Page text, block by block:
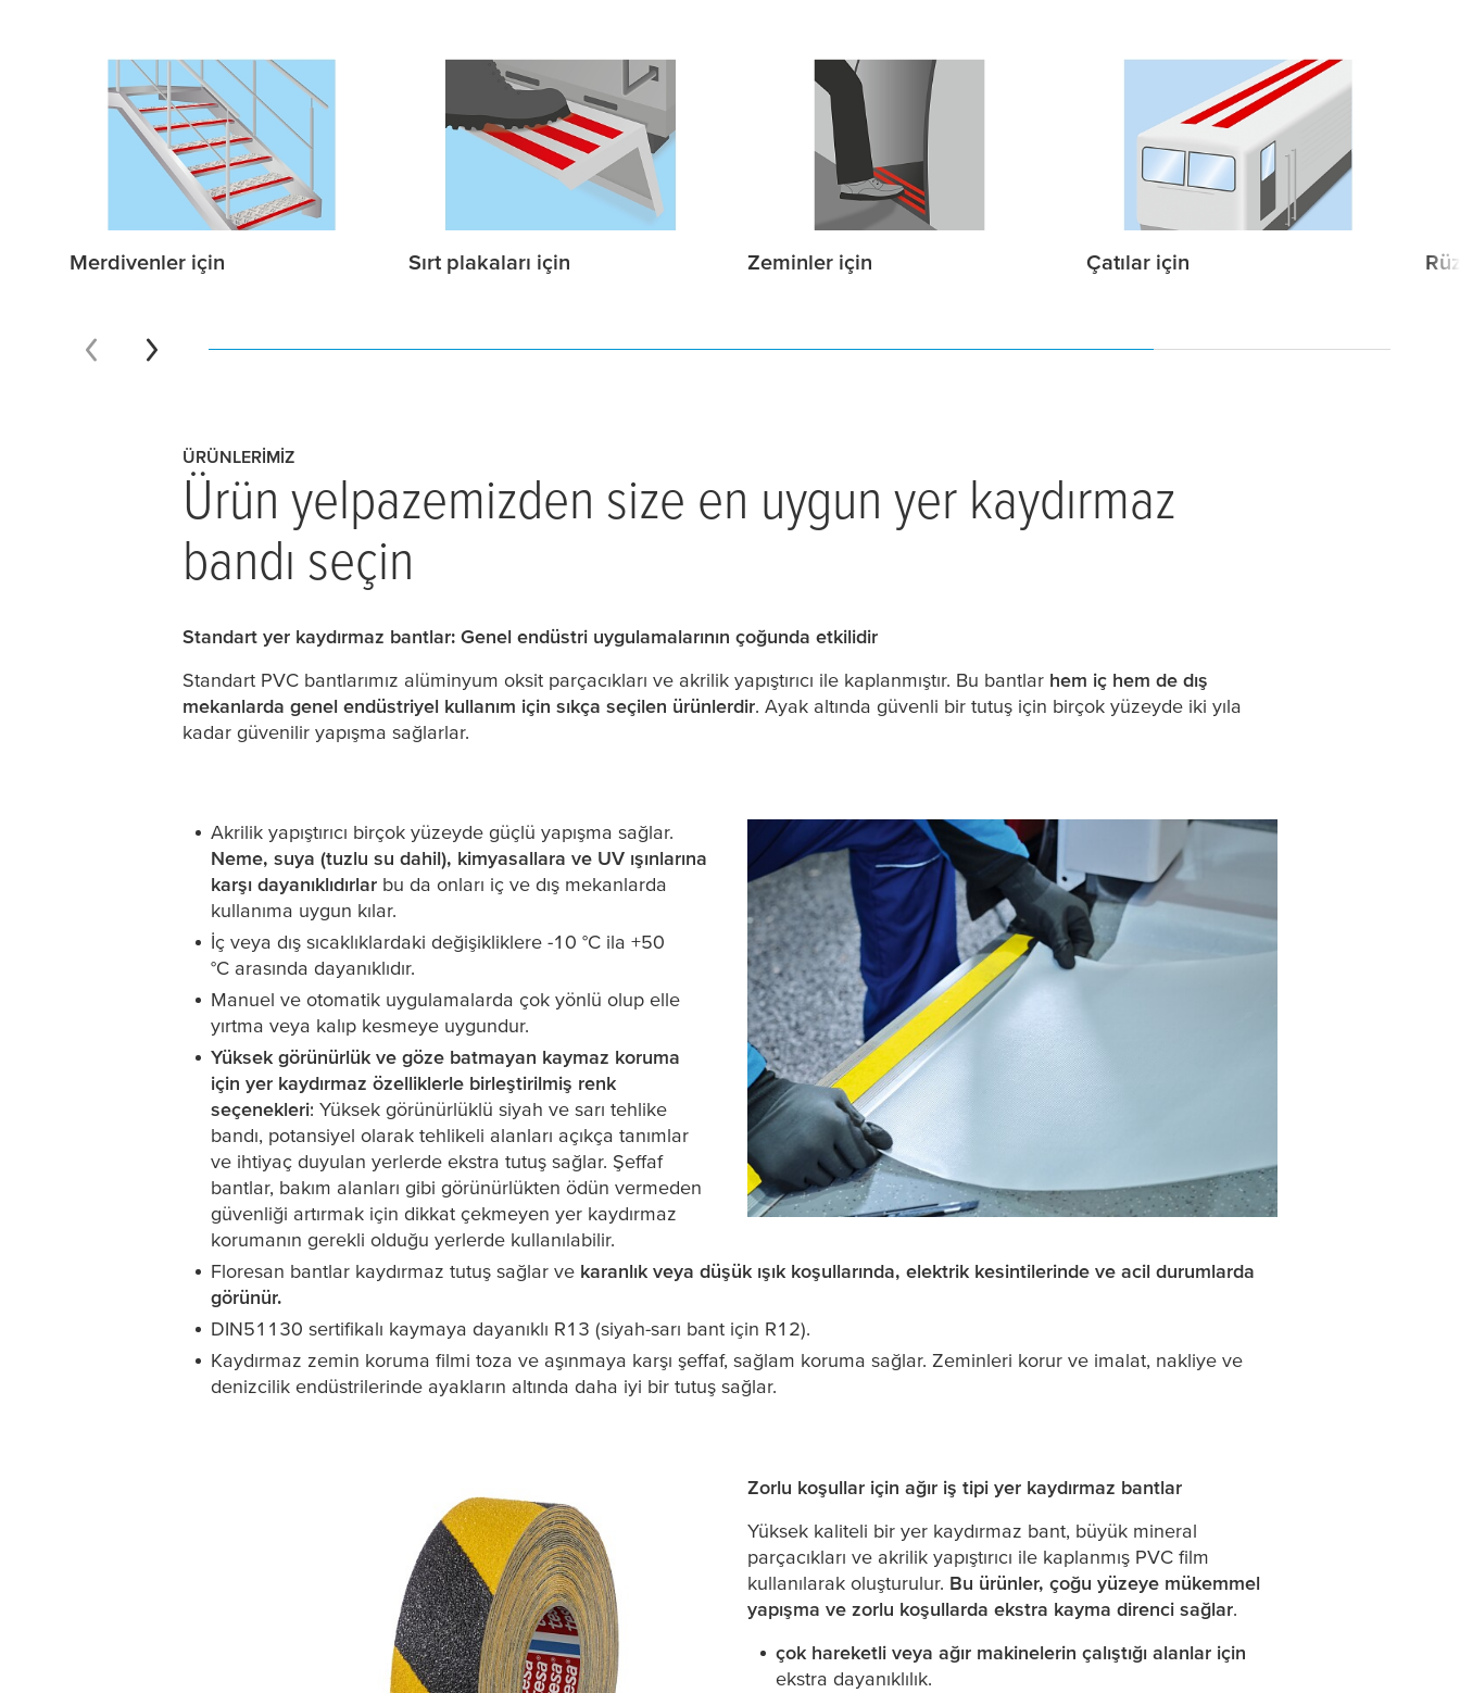
Merdivenler için Sırt plakaları için Zeminler için Çatılar için
ÜRÜNLERIMIZ
Ürün yelpazemizden size en uygun yer kaydırmaz
bandı seçin
Standart yer kaydırmaz bantlar: Genel endüstri uygulamalarının çoğunda etkilidir
Standart PVC bantlarımız alüminyum oksit parçacıkları ve akrilik yapıştırıcı ile kaplanmıştır. Bu bantlar hem iç hem de dış
mekanlarda genel endüstriyel kullanım için sıkça seçilen ürünlerdir. Ayak altında güvenli bir tutuş için birçok yüzeyde iki yıla
kadar güvenilir yapışma sağlarlar.
Akrilik yapıştırıcı birçok yüzeyde güçlü yapışma sağlar.
Neme, suya (tuzlu su dahil), kimyasallara ve UV ışınlarına
karşı dayanıklıdırlar bu da onları iç ve dış mekanlarda
kullanıma uygun kılar.
İç veya dış sıcaklıklardaki değişikliklere -10 °C ila +50
°C arasında dayanıklıdır.
Manuel ve otomatik uygulamalarda çok yönlü olup elle
yırtma veya kalıp kesmeye uygundur.
Yüksek görünürlük ve göze batmayan kaymaz koruma
için yer kaydırmaz özelliklerle birleştirilmiş renk
seçenekleri: Yüksek görünürlüklü siyah ve sarı tehlike
bandı, potansiyel olarak tehlikeli alanları açıkça tanımlar
ve ihtiyaç duyulan yerlerde ekstra tutuş sağlar. Şeffaf
bantlar, bakım alanları gibi görünürlükten ödün vermeden
güvenliği artırmak için dikkat çekmeyen yer kaydırmaz
korumanın gerekli olduğu yerlerde kullanılabilir.
Floresan bantlar kaydırmaz tutuş sağlar ve karanlık veya düşük ışık koşullarında, elektrik kesintilerinde ve acil durumlarda
görünür.
DIN51130 sertifikalı kaymaya dayanıklı R13 (siyah-sarı bant için R12).
Kaydırmaz zemin koruma filmi toza ve aşınmaya karşı şeffaf, sağlam koruma sağlar. Zeminleri korur ve imalat, nakliye ve
denizcilik endüstrilerinde ayakların altında daha iyi bir tutuş sağlar.
Zorlu koşullar için ağır iş tipi yer kaydırmaz bantlar
Yüksek kaliteli bir yer kaydırmaz bant, büyük mineral
parçacıkları ve akrilik yapıştırıcı ile kaplanmış PVC film
kullanılarak oluşturulur. Bu ürünler, çoğu yüzeye mükemmel
yapışma ve zorlu koşullarda ekstra kayma direnci sağlar.
çok hareketli veya ağır makinelerin çalıştığı alanlar için
ekstra dayanıklılık.